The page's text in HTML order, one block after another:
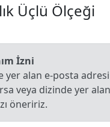
Üçlü Ölçeği
İzni
yer alan e-posta
veya dizinde yer
öneririz.